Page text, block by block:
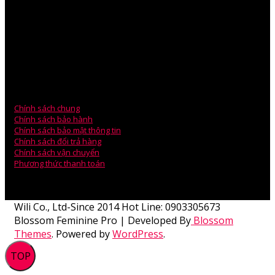
Chính sách chung
Chính sách bảo hành
Chính sách bảo mật thông tin
Chính sách đổi trả hàng
Chính sách vận chuyển
Phương thức thanh toán
Wili Co., Ltd-Since 2014 Hot Line: 0903305673
Blossom Feminine Pro | Developed By Blossom
Themes. Powered byWordPress.
TOP